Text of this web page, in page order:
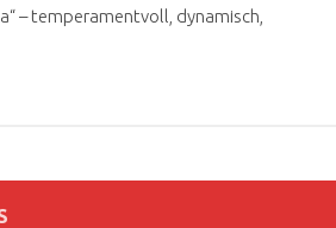
– temperamentvoll, dynamisch,